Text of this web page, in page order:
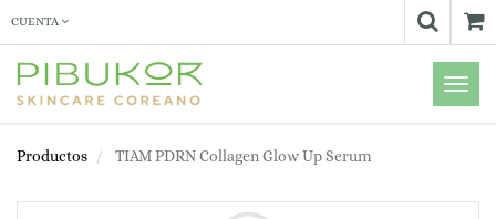
CUENTA
Menú
de
Productos
TIAM PDRN Collagen Glow Up Serum